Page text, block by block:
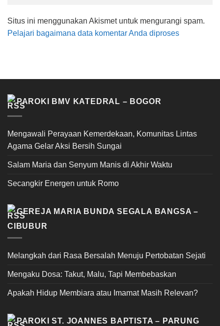
Situs ini menggunakan Akismet untuk mengurangi spam.
Pelajari bagaimana data komentar Anda diproses
PAROKI BMV KATEDRAL – BOGOR
Mengawali Perayaan Kemerdekaan, Komunitas Lintas
Agama Gelar Aksi Bersih Sungai
Salam Maria dan Senyum Manis di Akhir Waktu
Secangkir Energen untuk Romo
GEREJA MARIA BUNDA SEGALA BANGSA –
CIBUBUR
Melangkah dari Rasa Bersalah Menuju Pertobatan Sejati
Mengaku Dosa: Takut, Malu, Tapi Membebaskan
Apakah Hidup Membiara atau Imamat Masih Relevan?
PAROKI ST. JOANNES BAPTISTA – PARUNG